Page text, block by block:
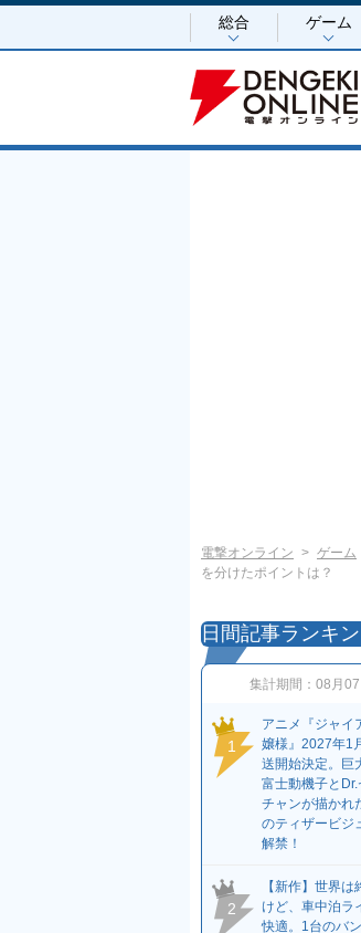
総合 ゲーム
電撃オンライン ゲーム
を分けたポイントは？
日間記事ランキ
集計期間： 08月07
1
アニメ『ジャイ
嬢様』2027年1
送開始決定。巨
富士動機子とDr.
チャンが描かれ
のティザービジ
解禁！
2
【新作】世界は
けど、車中泊ラ
快適。1台のバ